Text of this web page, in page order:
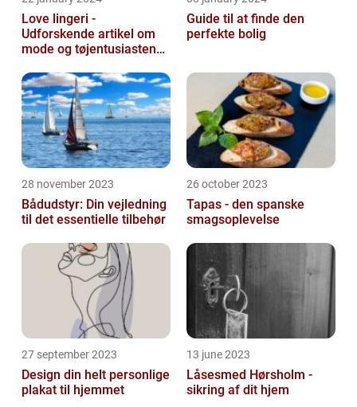
Love lingeri -
Udforskende artikel om
mode og tøjentusiastens
Guide til at finde den
perfekte bolig
28 november 2023
Bådudstyr: Din vejledning
til det essentielle tilbehør
26 october 2023
Tapas - den spanske
smagsoplevelse
27 september 2023
Design din helt personlige
plakat til hjemmet
13 june 2023
Låsesmed Hørsholm -
sikring af dit hjem